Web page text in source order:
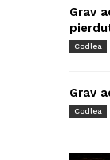
Grav
Codlea
Grav
Codlea